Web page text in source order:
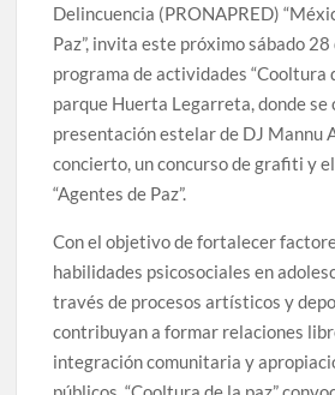
Delincuencia (PRONAPRED)
Paz”, invita este próximo sábado
programa de actividades “Cooltura
parque Huerta Legarreta, donde se
presentación estelar de DJ Mannu
concierto, un concurso de grafiti y
“Agentes de Paz”.
Con el objetivo de fortalecer
habilidades psicosociales en
través de procesos artísticos y
contribuyan a formar relaciones
integración comunitaria y